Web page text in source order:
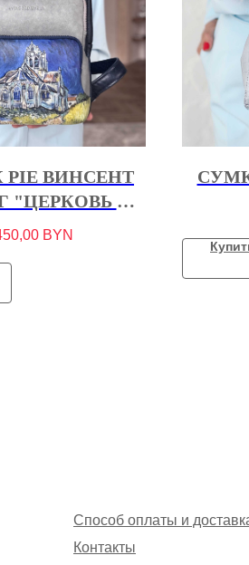
ВИНСЕНТ
"ЦЕРКОВЬ В
1890 Г.
BYN
Способ оплаты и
Контакты